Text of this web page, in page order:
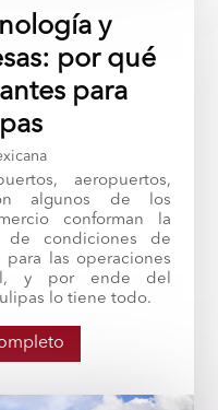
y
por qué
para
aeropuertos,
algunos de los
conforman la
de condiciones de
para las operaciones
y por ende del
lo tiene todo.